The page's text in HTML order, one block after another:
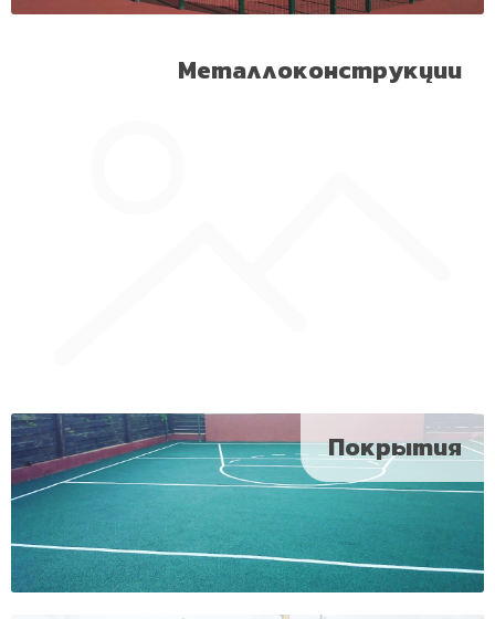
Металлоконструкции
Покрытия